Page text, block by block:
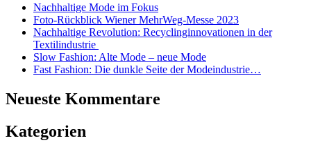
Nachhaltige Mode im Fokus
Foto-Rückblick Wiener MehrWeg-Messe 2023
Nachhaltige Revolution: Recyclinginnovationen in der
Textilindustrie
Slow Fashion: Alte Mode – neue Mode
Fast Fashion: Die dunkle Seite der Modeindustrie…
Neueste Kommentare
Kategorien